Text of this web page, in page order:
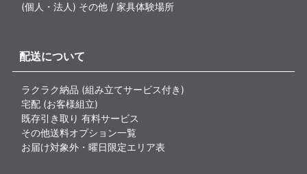
(個人・法人) その他 / 家具体験場所
配送について
ラクラク納品 (組み立てサービス付き)
宅配 (お客様組立)
既存引き取り 有料サービス
その他送料オプション一覧
お届け対象外・曜日限定エリア表